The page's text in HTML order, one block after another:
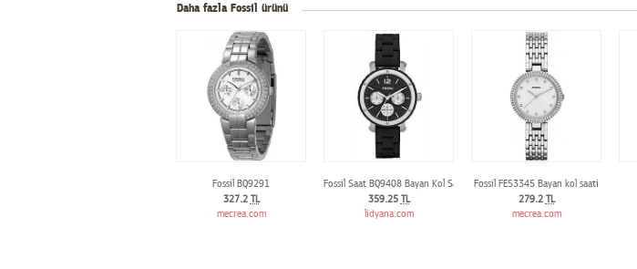
Daha fazla Fossil ürünü
Fossil BQ9291
327.2 TL
mecrea.com
Fossil Saat BQ9408 Bayan Kol Saati
359.25 TL
lidyana.com
Fossil FES3345 Bayan kol saati
279.2 TL
mecrea.com